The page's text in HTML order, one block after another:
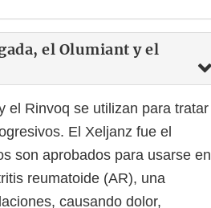
el Olumiant y el
el Rinvoq se utilizan para tratar
El Xeljanz fue el
son aprobados para usarse en
reumatoide (AR), una
causando dolor,